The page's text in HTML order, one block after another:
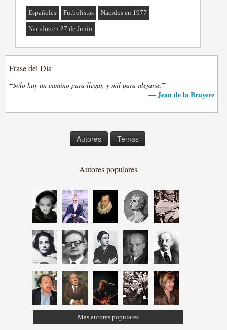
Españoles Futbolistas Nacidos en 1977
Nacidos en 27 de Junio
Frase del Día
“Sólo hay un camino para llegar, y mil para alejarse.”
— Jean de la Bruyere
Autores Temas
Autores populares
Más autores populares